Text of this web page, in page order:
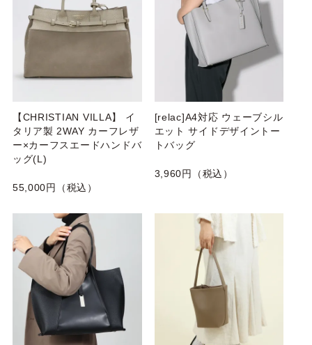
【CHRISTIAN VILLA】 イ
タリア製 2WAY カーフレザ
ー×カーフスエードハンドバ
ッグ(L)
55,000円（税込）
[relac]A4対応 ウェーブシル
エット サイドデザイントー
トバッグ
3,960円（税込）